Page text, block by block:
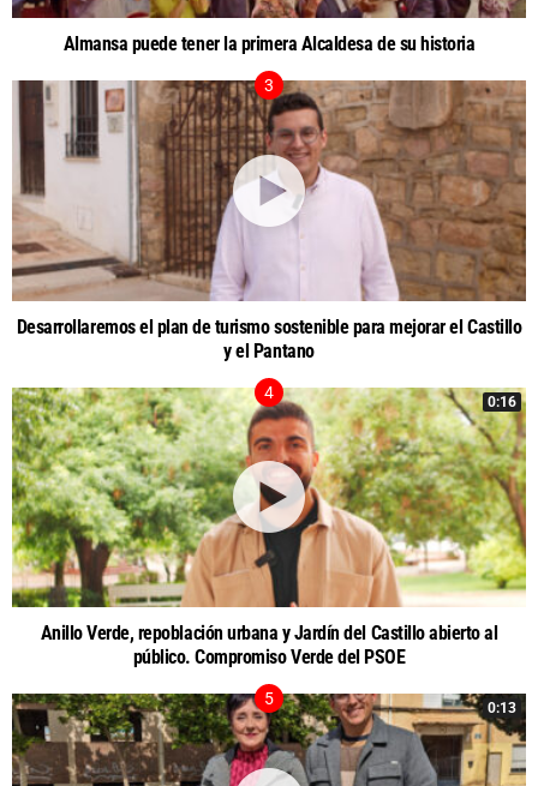
Almansa puede tener la primera Alcaldesa de su historia
Desarrollaremos el plan de turismo sostenible para mejorar el Castillo
y el Pantano
0:16
Anillo Verde, repoblación urbana y Jardín del Castillo abierto al
público. Compromiso Verde del PSOE
0:13